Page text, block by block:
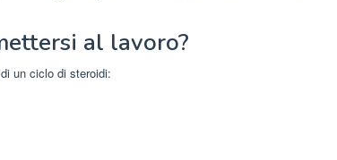
al lavoro?
un ciclo di steroidi: